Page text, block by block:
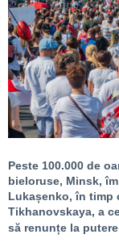
Peste 100.000 de
bieloruse, Minsk,
Lukașenko, în timp
Tikhanovskaya, a
să renunțe la